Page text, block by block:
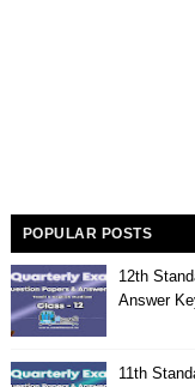
POPULAR POSTS
12th
Answer
11th